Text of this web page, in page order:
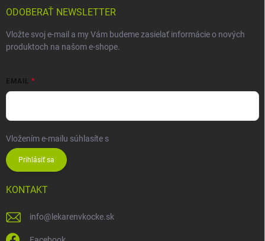
ODOBERAŤ NEWSLETTER
Vložte svoj e-mail a my Vám budeme zasielať informácie o nových
produktoch na našom e-shope.
EMAIL
Vložením e-mailu súhlasíte s
Prihlásiť sa
KONTAKT
info@ lekarenvkocke.sk